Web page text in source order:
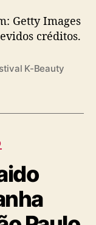
Getty Images
créditos.
K-Beauty